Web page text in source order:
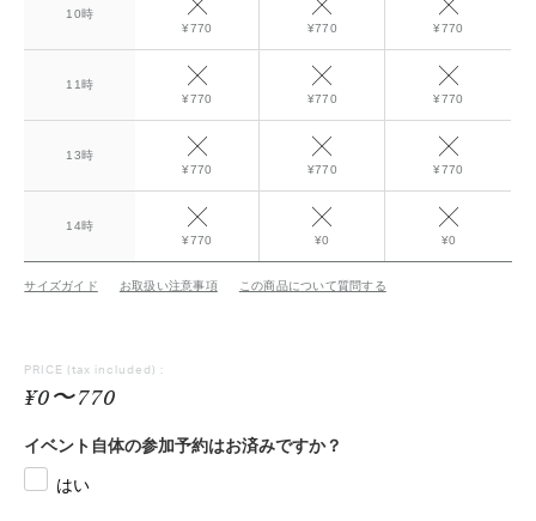
10時
¥770
¥770 ¥770
11時
¥770
¥770 ¥770
13時
¥770
¥770 ¥770
14時
¥770
¥0 ¥0
サイズガイド お取扱い注意事項 この商品について質問する
PRICE (tax included) :
¥0〜770
イベント自体の参加予約はお済みですか？
はい